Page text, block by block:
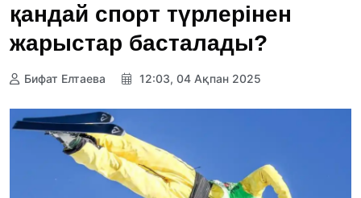
қандай спорт түрлерінен
жарыстар басталады?
Бифат Елтаева 12:03, 04 Ақпан 2025